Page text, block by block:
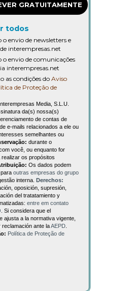
GRATUITAMENTE
todos
envio de newsletters e
interempresas.net
envio de comunicações
interempresas.net
as condições do Aviso
de Proteção de
Media, S.L.U.
da(s) nossa(s)
de contas de
e-mails relacionados a ele ou
semelhantes ou
durante o
você, ou enquanto for
os propósitos
Os dados podem
outras empresas do grupo
interna. Derechos:
oposición, supresión,
del tratatamiento y
entre em contato
. Si considera que el
ajusta a la normativa vigente,
ante laAEPD
Política de Proteção de